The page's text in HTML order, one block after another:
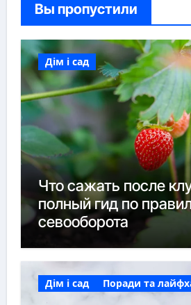
Вы пропустили
Дім і сад
Что сажать после
полный гид по
севооборота
Дім і сад Поради та